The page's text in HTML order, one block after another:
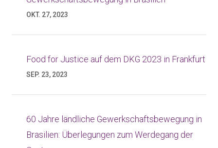
OKT. 27, 2023
Food for Justice auf dem DKG 2023 in Frankfurt
SEP. 23, 2023
60 Jahre ländliche Gewerkschaftsbewegung in
Brasilien: Überlegungen zum Werdegang der